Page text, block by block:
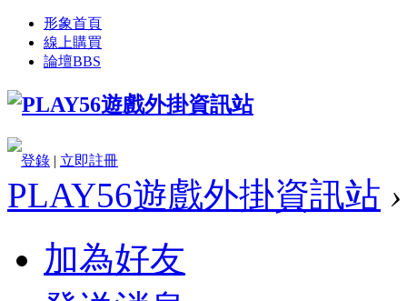
形象首頁
線上購買
論壇BBS
登錄 | 立即註冊
PLAY56遊戲外掛資訊站 ›
加為好友